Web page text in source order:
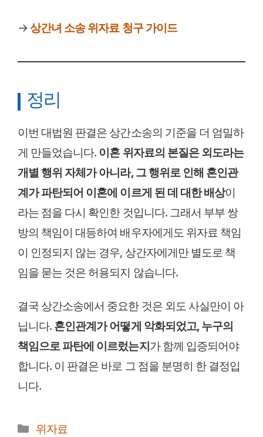
→상간녀 소송 위자료 청구 가이드
정리
이번 대법원 판결은 상간소송의 기준을 더 엄밀하
게 만들었습니다.이혼 위자료의 본질은 외도라는
개별 행위 자체가 아니라, 그 행위로 인해 혼인관
계가 파탄되어 이혼에 이르게 된 데 대한 배상이
라는 점을 다시 확인한 것입니다. 그래서 부부 쌍
방의 책임이 대등하여 배우자에게도 위자료 책임
이 인정되지 않는 경우, 상간자에게만 별도로 책
임을 묻는 것은 허용되지 않습니다.
결국 상간소송에서 중요한 것은 외도 사실만이 아
닙니다.혼인관계가 어떻게 악화되었고, 누구의
책임으로 파탄에 이르렀는지가 함께 입증되어야
합니다. 이 판결은 바로 그 점을 분명히 한 결정입
니다.
카
위자료